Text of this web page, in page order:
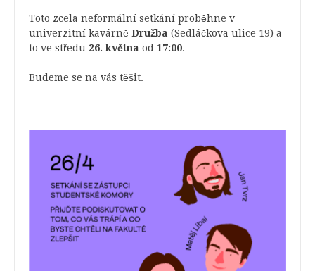
Toto zcela neformální setkání proběhne v
univerzitní kavárně Družba (Sedláčkova ulice 19) a
to ve středu 26. května od 17:00.
Budeme se na vás těšit.